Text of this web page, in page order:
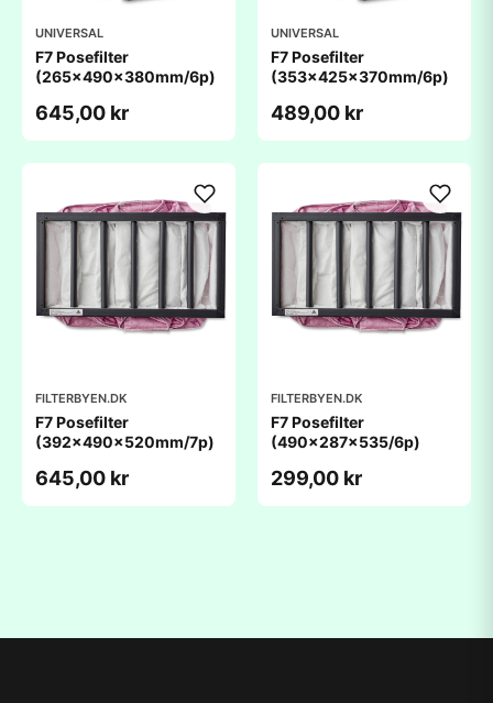
UNIVERSAL
F7 Posefilter
(265x490x380mm/6p)
645,00 kr
UNIVERSAL
F7 Posefilter
(353x425x370mm/6p)
489,00 kr
FILTERBYEN.DK
F7 Posefilter
(392x490x520mm/7p)
645,00 kr
FILTERBYEN.DK
F7 Posefilter
(490x287x535/6p)
299,00 kr